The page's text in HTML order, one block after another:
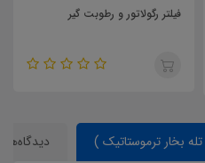
فیلتر رگولاتور و رطوبت گیر
دیدگاه‌ها